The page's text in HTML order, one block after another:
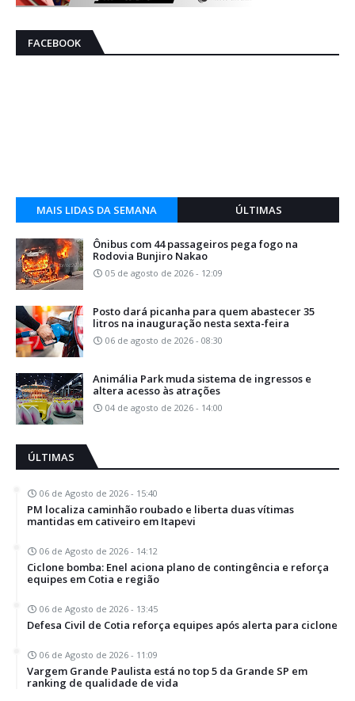
FACEBOOK
MAIS LIDAS DA SEMANA ÚLTIMAS
Ônibus com 44 passageiros pega fogo na
Rodovia Bunjiro Nakao
05 de agosto de 2026 - 12:09
Posto dará picanha para quem abastecer 35
litros na inauguração nesta sexta-feira
06 de agosto de 2026 - 08:30
Animália Park muda sistema de ingressos e
altera acesso às atrações
04 de agosto de 2026 - 14:00
ÚLTIMAS
06 de Agosto de 2026 - 15:40
PM localiza caminhão roubado e liberta duas vítimas
mantidas em cativeiro em Itapevi
06 de Agosto de 2026 - 14:12
Ciclone bomba: Enel aciona plano de contingência e reforça
equipes em Cotia e região
06 de Agosto de 2026 - 13:45
Defesa Civil de Cotia reforça equipes após alerta para ciclone
06 de Agosto de 2026 - 11:09
Vargem Grande Paulista está no top 5 da Grande SP em
ranking de qualidade de vida